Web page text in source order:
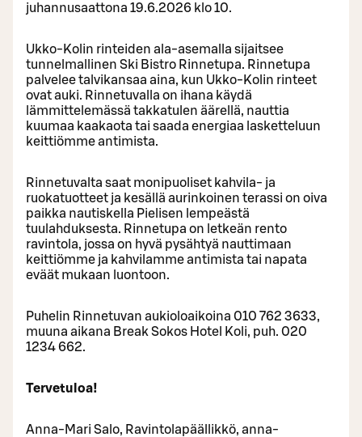
juhannusaattona 19.6.2026 klo 10.
Ukko-Kolin rinteiden ala-asemalla sijaitsee
tunnelmallinen Ski Bistro Rinnetupa. Rinnetupa
palvelee talvikansaa aina, kun Ukko-Kolin rinteet
ovat auki. Rinnetuvalla on ihana käydä
lämmittelemässä takkatulen äärellä, nauttia
kuumaa kaakaota tai saada energiaa lasketteluun
keittiömme antimista.
Rinnetuvalta saat monipuoliset kahvila- ja
ruokatuotteet ja kesällä aurinkoinen terassi on oiva
paikka nautiskella Pielisen lempeästä
tuulahduksesta. Rinnetupa on letkeän rento
ravintola, jossa on hyvä pysähtyä nauttimaan
keittiömme ja kahvilamme antimista tai napata
eväät mukaan luontoon.
Puhelin Rinnetuvan aukioloaikoina 010 762 3633,
muuna aikana Break Sokos Hotel Koli, puh. 020
1234 662.
Tervetuloa!
Anna-Mari Salo, Ravintolapäällikkö, anna-